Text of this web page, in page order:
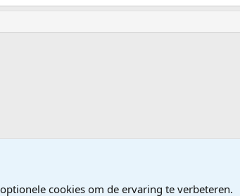
cookies om de ervaring te verbeteren.